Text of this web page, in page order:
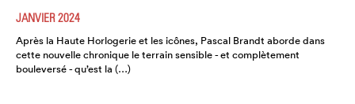
JANVIER 2024
Après la Haute Horlogerie et les icônes, Pascal Brandt aborde dans
cette nouvelle chronique le terrain sensible - et complètement
bouleversé - qu’est la (…)